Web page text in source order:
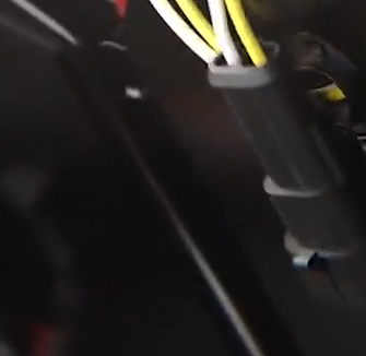
funkcje społecznościowe i analizować ruch w naszej
społecznościowym, reklamowym i analitycznym.
lub uzyskanymi podczas korzystania z ich usług.